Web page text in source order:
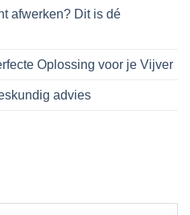
afwerken? Dit is dé
Oplossing voor je Vijver
advies